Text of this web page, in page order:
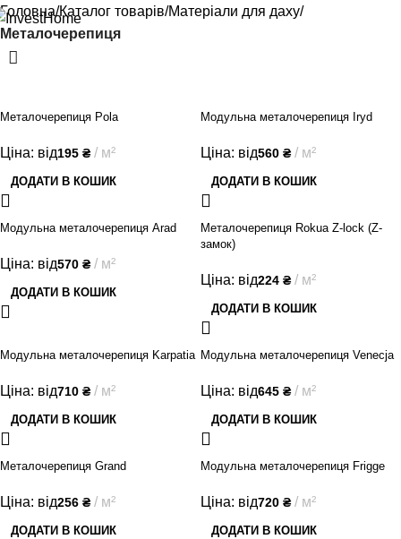
Головна Каталог товарів Матеріали для даху
Металочерепиця
Металочерепиця Pola
Ціна: від195 ₴ м²
ДОДАТИ В КОШИК
Модульна металочерепиця Iryd
Ціна: від560 ₴ м²
ДОДАТИ В КОШИК
Модульна металочерепиця Arad
Ціна: від570 ₴ м²
ДОДАТИ В КОШИК
Металочерепиця Rokua Z-lock (Z-
замок)
Ціна: від224 ₴ м²
ДОДАТИ В КОШИК
Модульна металочерепиця Karpatia
Ціна: від710 ₴ м²
ДОДАТИ В КОШИК
Модульна металочерепиця Venecja
Ціна: від645 ₴ м²
ДОДАТИ В КОШИК
Металочерепиця Grand
Ціна: від256 ₴ м²
ДОДАТИ В КОШИК
Модульна металочерепиця Frigge
Ціна: від720 ₴ м²
ДОДАТИ В КОШИК